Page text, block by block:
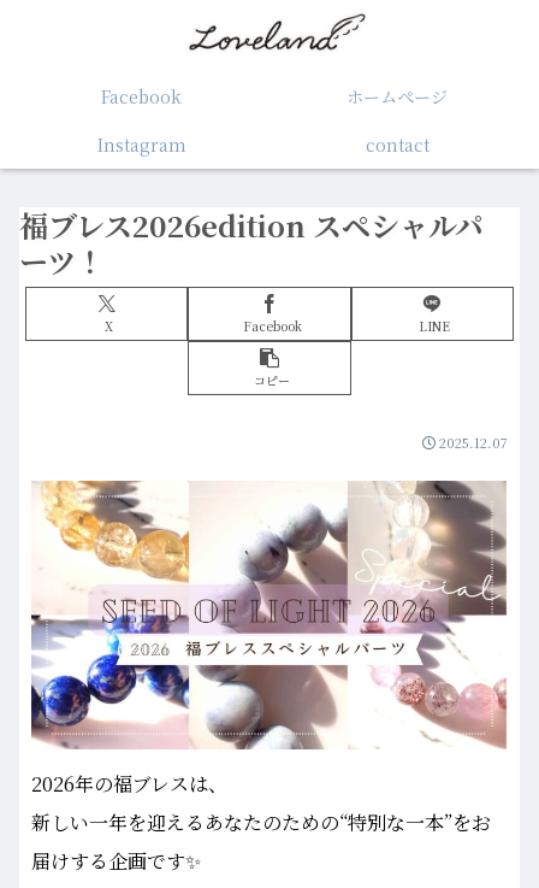
Facebook
ホームぺージ
Instagram
contact
福ブレス2026edition スペシャルパ
ーツ！
X Facebook LINE
コピー
2025.12.07
2026年の福ブレスは、
新しい一年を迎えるあなたのための“特別な一本”をお
届けする企画です✨